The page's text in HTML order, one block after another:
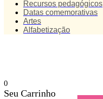
Recursos pedagógicos
Datas comemorativas
Artes
Alfabetização
0
Seu Carrinho